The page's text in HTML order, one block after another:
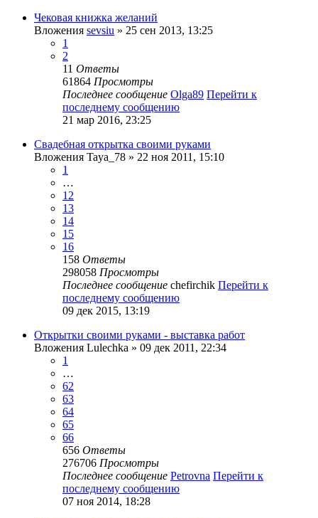
Чековая книжка желаний
Вложения sevsiu » 25 сен 2013, 13:25
1
2
11 Ответы
61864 Просмотры
Последнее сообщение Olga89 Перейти к
последнему сообщению
21 мар 2016, 23:25
Свадебная открытка своими руками
Вложения Taya_78 » 22 ноя 2011, 15:10
1
…
12
13
14
15
16
158 Ответы
298058 Просмотры
Последнее сообщение chefirchik Перейти к
последнему сообщению
09 дек 2015, 13:19
Открытки своими руками - выставка работ
Вложения Lulechka » 09 дек 2011, 22:34
1
…
62
63
64
65
66
656 Ответы
276706 Просмотры
Последнее сообщение Petrovna Перейти к
последнему сообщению
07 ноя 2014, 18:28